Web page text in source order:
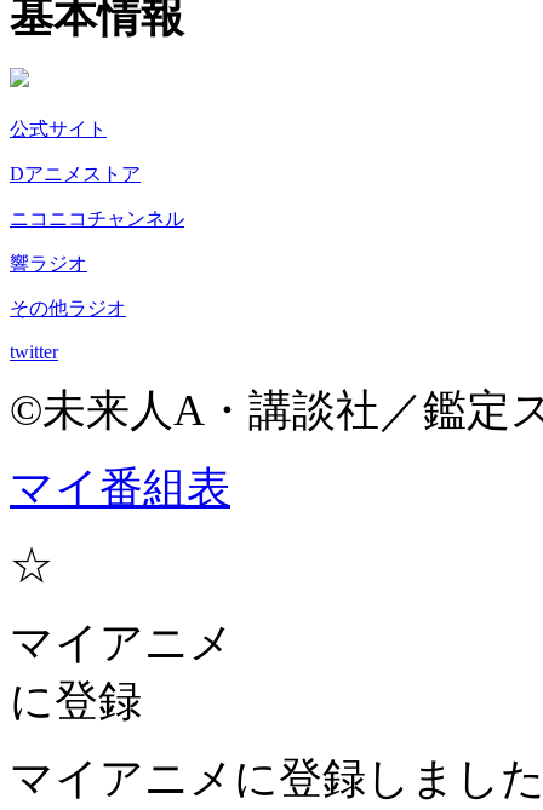
基本情報
公式サイト
Dアニメストア
ニコニコチャンネル
響ラジオ
その他ラジオ
twitter
©未来人A・講談社／鑑定
マイ番組表
☆
マイアニメ
に登録
マイアニメに登録しまし